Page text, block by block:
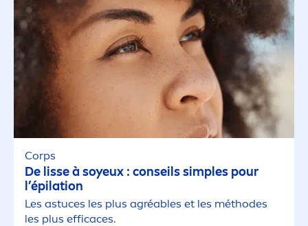
Corps
De lisse à soyeux : conseils simples pour
l’épilation
Les astuces les plus agréables et les méthodes
les plus efficaces.